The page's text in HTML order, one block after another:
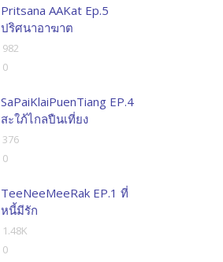
Pritsana AAKat Ep.5
ปริศนาอาฆาต
982
0
SaPaiKlaiPuenTiang EP.4
สะใภ้ไกลปืนเที่ยง
376
0
TeeNeeMeeRak EP.1 ที่
หนี้มีรัก
1.48K
0